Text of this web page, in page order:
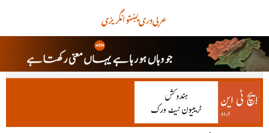
انگریزیپښتودریعربی